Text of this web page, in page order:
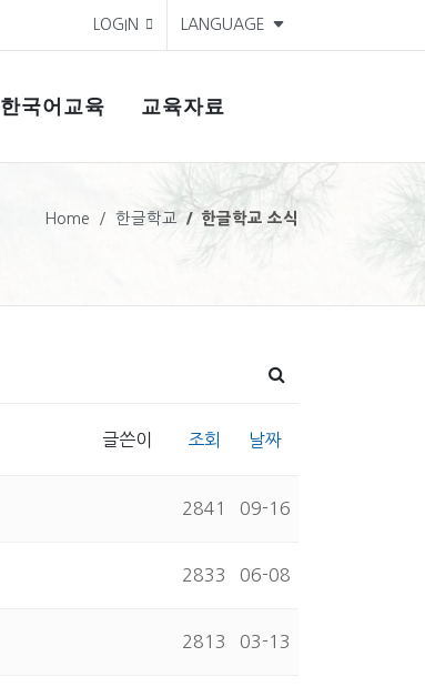
LOGIN LANGUAGE
한국어교육 교육자료
Home 한글학교 한글학교 소식
글쓴이 조회 날짜
2841 09-16
2833 06-08
2813 03-13